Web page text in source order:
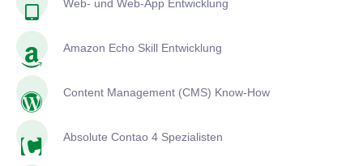
Web- und Web-App Entwicklung
Amazon Echo Skill Entwicklung
Content Management (CMS) Know-How
Absolute Contao 4 Spezialisten